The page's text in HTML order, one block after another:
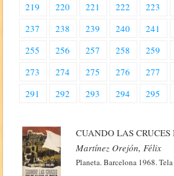
219
220 221 222 223
237
238 239 240 241
255
256 257 258 259
273
274 275 276 277
291
292 293 294 295
CUANDO LAS
Martínez Orejón, Félix
Planeta. Barcelona 1968.